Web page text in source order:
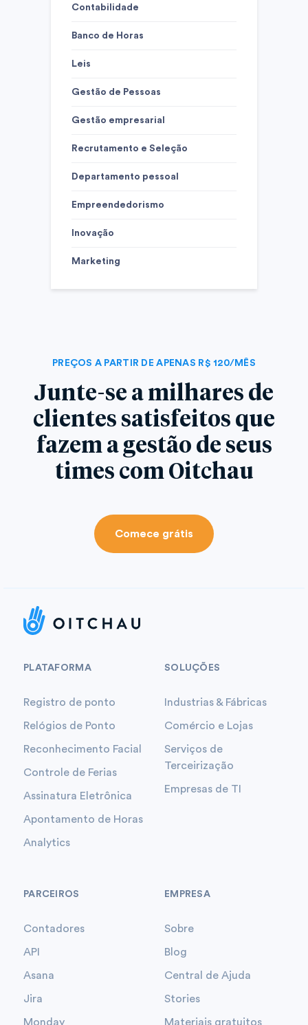
Contabilidade
Banco de Horas
Leis
Gestão de Pessoas
Gestão empresarial
Recrutamento e Seleção
Departamento pessoal
Empreendedorismo
Inovação
Marketing
PREÇOS A PARTIR DE APENAS R$ 120/MÊS
Junte-se a milhares de
clientes satisfeitos que
fazem a gestão de seus
times com Oitchau
Comece grátis
PLATAFORMA
Registro de ponto
Relógios de Ponto
Reconhecimento Facial
Controle de Ferias
Assinatura Eletrônica
Apontamento de Horas
Analytics
SOLUÇÕES
Industrias & Fábricas
Comércio e Lojas
Serviços de
Terceirização
Empresas de TI
PARCEIROS
Contadores
API
Asana
Jira
Monday
EMPRESA
Sobre
Blog
Central de Ajuda
Stories
Materiais gratuitos